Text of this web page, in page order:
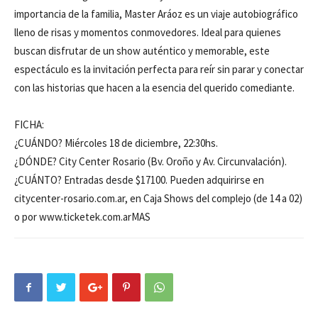
importancia de la familia, Master Aráoz es un viaje autobiográfico
lleno de risas y momentos conmovedores. Ideal para quienes
buscan disfrutar de un show auténtico y memorable, este
espectáculo es la invitación perfecta para reír sin parar y conectar
con las historias que hacen a la esencia del querido comediante.
FICHA:
¿CUÁNDO? Miércoles 18 de diciembre, 22:30hs.
¿DÓNDE? City Center Rosario (Bv. Oroño y Av. Circunvalación).
¿CUÁNTO? Entradas desde $17100. Pueden adquirirse en
citycenter-rosario.com.ar, en Caja Shows del complejo (de 14 a 02)
o por www.ticketek.com.arMAS